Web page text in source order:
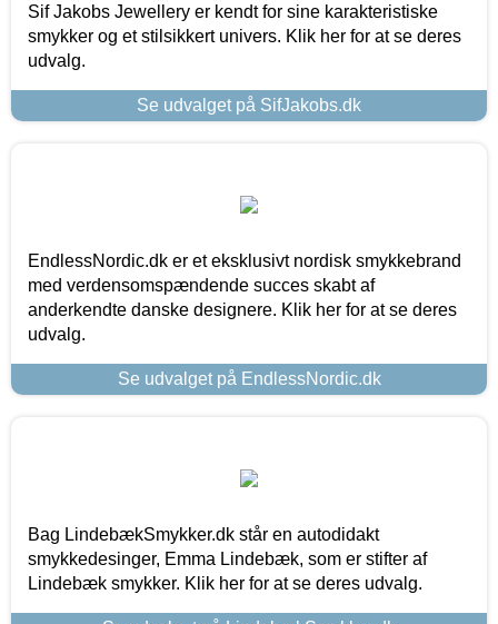
Sif Jakobs Jewellery er kendt for sine karakteristiske
smykker og et stilsikkert univers. Klik her for at se deres
udvalg.
Se udvalget på SifJakobs.dk
EndlessNordic.dk er et eksklusivt nordisk smykkebrand
med verdensomspændende succes skabt af
anderkendte danske designere. Klik her for at se deres
udvalg.
Se udvalget på EndlessNordic.dk
Bag LindebækSmykker.dk står en autodidakt
smykkedesinger, Emma Lindebæk, som er stifter af
Lindebæk smykker. Klik her for at se deres udvalg.